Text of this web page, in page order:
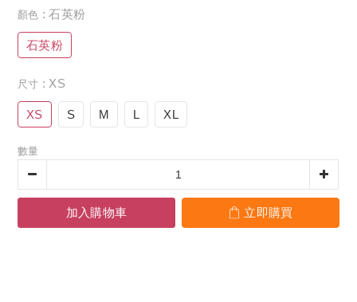
顏色 : 石英粉
石英粉
尺寸 : XS
XS S M L XL
數量
加入購物車 立即購買